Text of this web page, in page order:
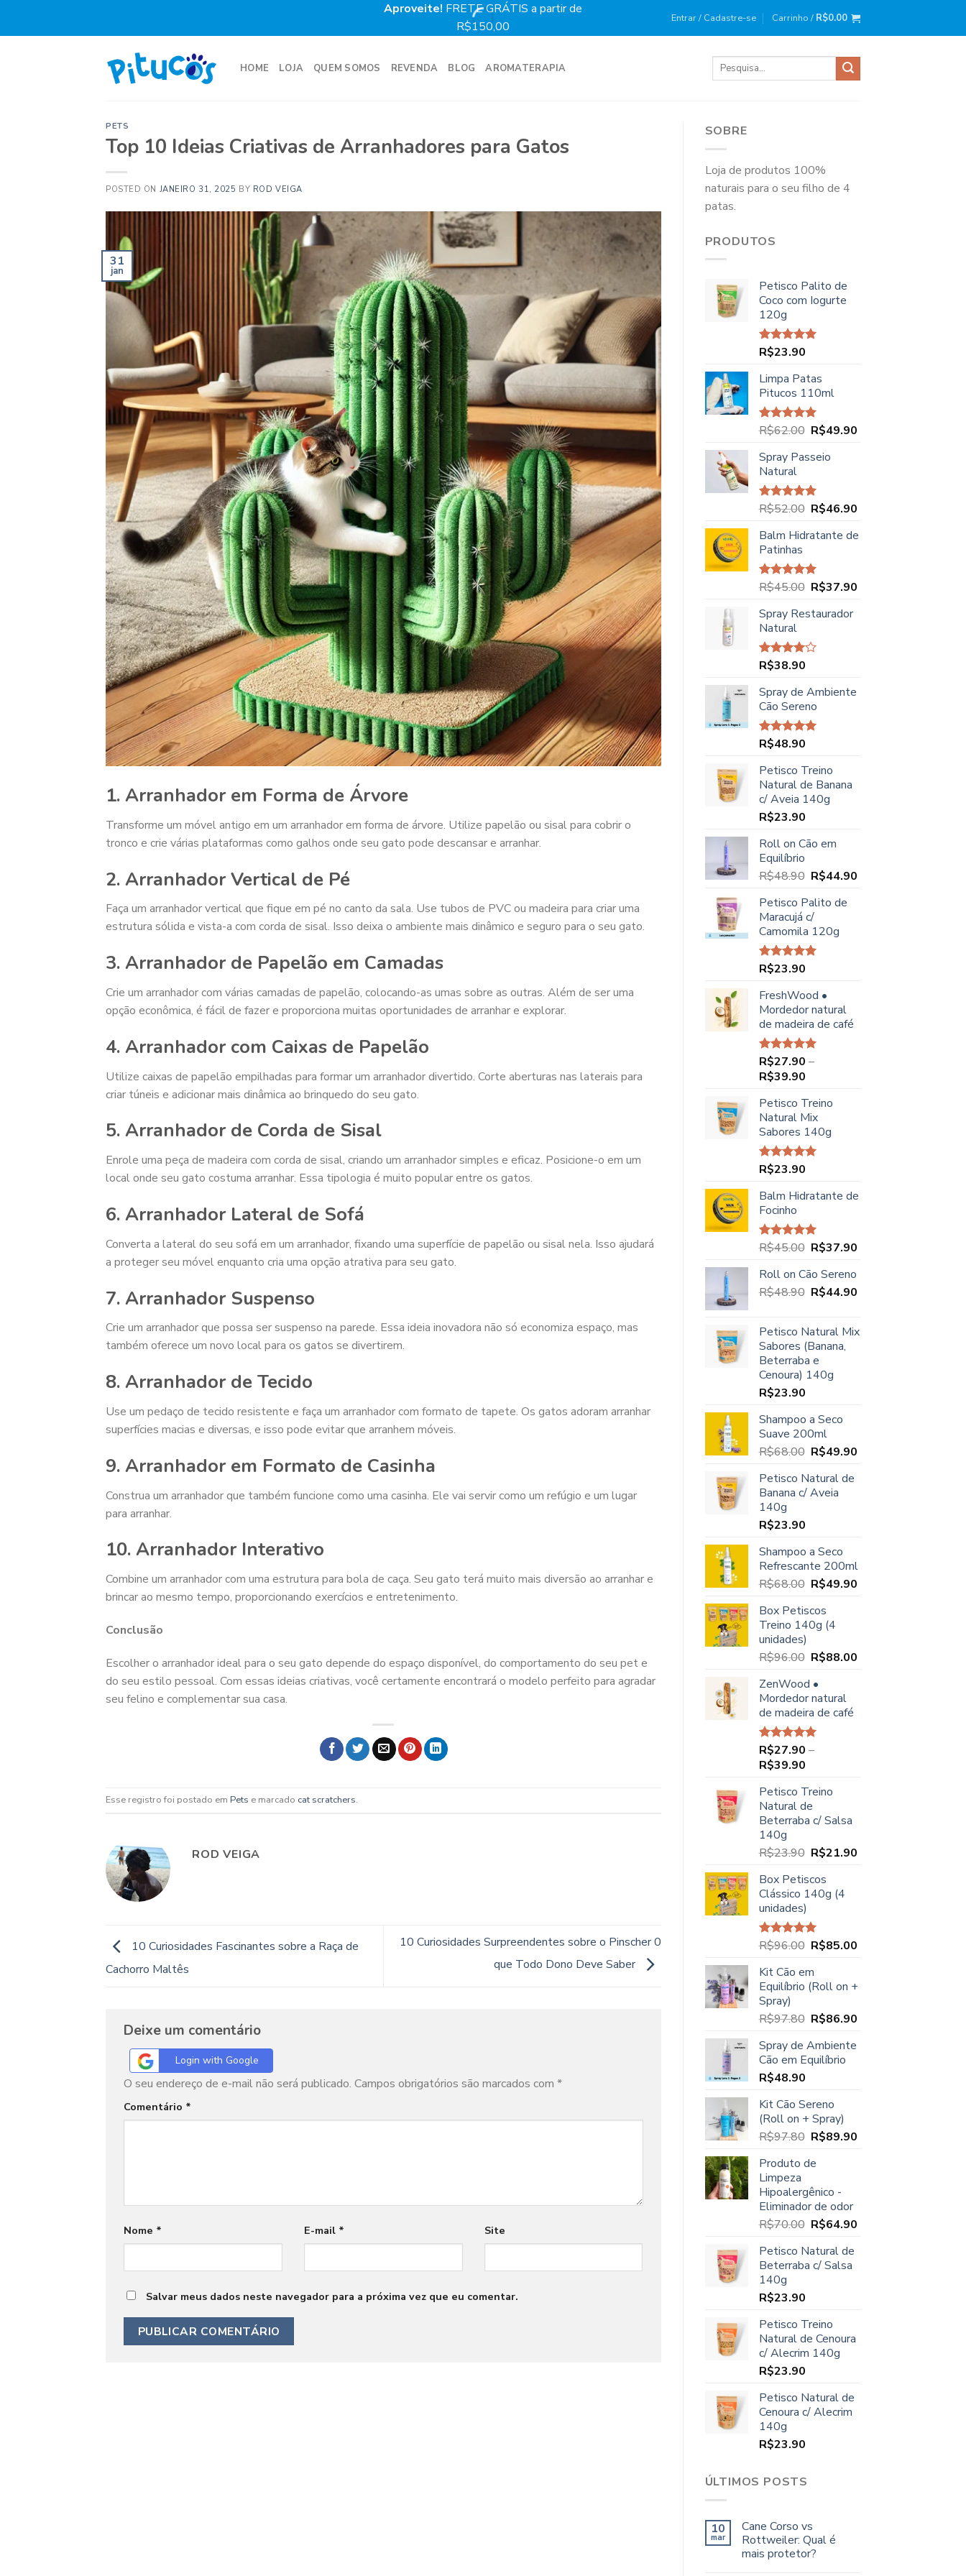
Aproveite! FRETE GRÁTIS a partir de
R$150,00
: BEMVINDO10
Entrar / Cadastre-se Carrinho / R$0.00
HOME LOJA QUEM SOMOS REVENDA BLOG AROMATERAPIA
Pesquisar
PETS
Top 10 Ideias Criativas de Arranhadores para Gatos
POSTED ON JANEIRO 31, 2025 BY ROD VEIGA
31
jan
1. Arranhador em Forma de Árvore
Transforme um móvel antigo em um arranhador em forma de árvore. Utilize papelão ou sisal para cobrir o
tronco e crie várias plataformas como galhos onde seu gato pode descansar e arranhar.
2. Arranhador Vertical de Pé
Faça um arranhador vertical que fique em pé no canto da sala. Use tubos de PVC ou madeira para criar uma
estrutura sólida e vista-a com corda de sisal. Isso deixa o ambiente mais dinâmico e seguro para o seu gato.
3. Arranhador de Papelão em Camadas
Crie um arranhador com várias camadas de papelão, colocando-as umas sobre as outras. Além de ser uma
opção econômica, é fácil de fazer e proporciona muitas oportunidades de arranhar e explorar.
4. Arranhador com Caixas de Papelão
Utilize caixas de papelão empilhadas para formar um arranhador divertido. Corte aberturas nas laterais para
criar túneis e adicionar mais dinâmica ao brinquedo do seu gato.
5. Arranhador de Corda de Sisal
Enrole uma peça de madeira com corda de sisal, criando um arranhador simples e eficaz. Posicione-o em um
local onde seu gato costuma arranhar. Essa tipologia é muito popular entre os gatos.
6. Arranhador Lateral de Sofá
Converta a lateral do seu sofá em um arranhador, fixando uma superfície de papelão ou sisal nela. Isso ajudará
a proteger seu móvel enquanto cria uma opção atrativa para seu gato.
7. Arranhador Suspenso
Crie um arranhador que possa ser suspenso na parede. Essa ideia inovadora não só economiza espaço, mas
também oferece um novo local para os gatos se divertirem.
8. Arranhador de Tecido
Use um pedaço de tecido resistente e faça um arranhador com formato de tapete. Os gatos adoram arranhar
superfícies macias e diversas, e isso pode evitar que arranhem móveis.
9. Arranhador em Formato de Casinha
Construa um arranhador que também funcione como uma casinha. Ele vai servir como um refúgio e um lugar
para arranhar.
10. Arranhador Interativo
Combine um arranhador com uma estrutura para bola de caça. Seu gato terá muito mais diversão ao arranhar e
brincar ao mesmo tempo, proporcionando exercícios e entretenimento.
Conclusão
Escolher o arranhador ideal para o seu gato depende do espaço disponível, do comportamento do seu pet e
do seu estilo pessoal. Com essas ideias criativas, você certamente encontrará o modelo perfeito para agradar
seu felino e complementar sua casa.
Esse registro foi postado em Pets e marcado cat scratchers.
ROD VEIGA
10 Curiosidades Fascinantes sobre a Raça de
Cachorro Maltês
10 Curiosidades Surpreendentes sobre o Pinscher 0
que Todo Dono Deve Saber
Deixe um comentário
Login with Google
O seu endereço de e-mail não será publicado. Campos obrigatórios são marcados com *
Comentário *
Nome * E-mail * Site
Salvar meus dados neste navegador para a próxima vez que eu comentar.
SOBRE
Loja de produtos 100%
naturais para o seu filho de 4
patas.
PRODUTOS
Petisco Palito de
Coco com Iogurte
120g
Avaliação
R$23.90
Limpa Patas
Pitucos 110ml
Avaliação
R$62.00 O
original
R$62.00.
R$49.90
Spray Passeio
Natural
Avaliação
R$52.00 O
original
R$52.00.
R$46.90
atual
Balm Hidratante de
Patinhas
Avaliação
R$45.00 O
original
R$45.00.
R$37.90
Spray Restaurador
Natural
Avaliação
5
R$38.90
Spray de Ambiente
Cão Sereno
Avaliação
R$48.90
Petisco Treino
Natural de Banana
c/ Aveia 140g
R$23.90
Roll on Cão em
Equilíbrio
R$48.90 O
original
era:
R$48.90.
R$44.90
Petisco Palito de
Maracujá c/
Camomila 120g
Avaliação
R$23.90
FreshWood •
Mordedor natural
de madeira de café
Avaliação
5.00de 5
R$27.90 –
R$39.90Faixa
preço:
R$27.90
através
R$39.90
Petisco Treino
Natural Mix
Sabores 140g
Avaliação
R$23.90
Balm Hidratante de
Focinho
Avaliação
R$45.00 O
original
era:
R$37.90
Roll on Cão Sereno
R$48.90 O
era:
R$48.90.
R$44.90
é:
Petisco Natural Mix
Sabores (Banana,
Beterraba e
Cenoura) 140g
R$23.90
Shampoo a Seco
Suave 200ml
R$68.00 O
original
era:
R$49.90
Petisco Natural de
Banana c/ Aveia
140g
R$23.90
Shampoo a Seco
Refrescante 200ml
R$68.00 O
original
era:
R$49.90
Box Petiscos
Treino 140g (4
unidades)
R$96.00 O
original
era:
R$96.00.
R$88.00
ZenWood •
Mordedor natural
de madeira de café
Avaliação
5.00de 5
R$27.90 –
R$39.90Faixa
preço:
R$27.90
através
Petisco Treino
Natural de
Beterraba c/ Salsa
140g
R$23.90 O
original
era:
R$21.90
Box Petiscos
Clássico 140g (4
unidades)
Avaliação
R$96.00 O
original
era:
R$85.00
é:
Kit Cão em
Equilíbrio (Roll on +
Spray)
R$97.80 O
original
era:
R$86.90
Spray de Ambiente
Cão em Equilíbrio
R$48.90
Kit Cão Sereno
(Roll on + Spray)
R$97.80 O
original
R$97.80.
R$89.90
Produto de
Limpeza
Hipoalergênico -
Eliminador de odor
R$70.00 O
original
era:
R$64.90
Petisco Natural de
Beterraba c/ Salsa
140g
R$23.90
Petisco Treino
Natural de Cenoura
c/ Alecrim 140g
R$23.90
Petisco Natural de
Cenoura c/ Alecrim
140g
R$23.90
ÚLTIMOS POSTS
10
mar
Cane Corso vs
Rottweiler: Qual é
mais protetor?